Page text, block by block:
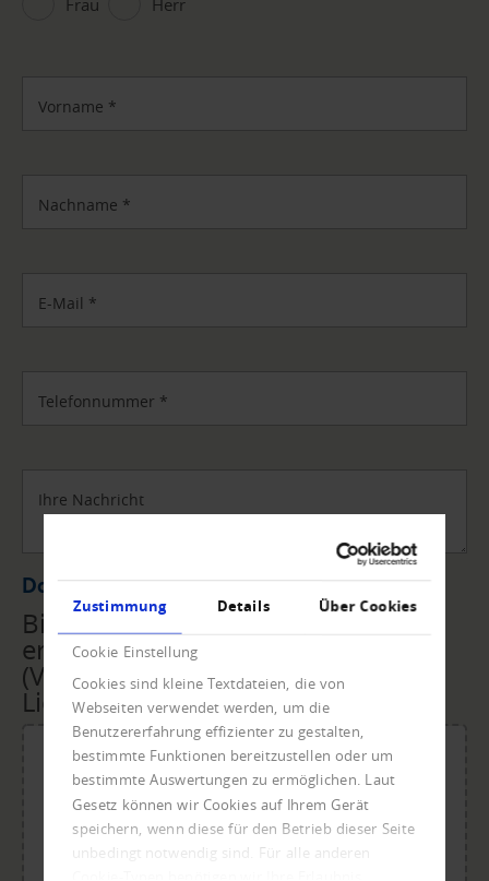
Zustimmung Details Über Cookies
Cookie Einstellung
Cookies sind kleine Textdateien, die von
Webseiten verwendet werden, um die
Benutzererfahrung effizienter zu gestalten,
bestimmte Funktionen bereitzustellen oder um
bestimmte Auswertungen zu ermöglichen. Laut
Gesetz können wir Cookies auf Ihrem Gerät
speichern, wenn diese für den Betrieb dieser Seite
unbedingt notwendig sind. Für alle anderen
Frau
Herr
Vorname *
Nachname *
E-Mail *
Telefonnummer *
Ihre Nachricht
Datei Upload
Bitte übermitteln Sie uns die
erforderlichen Unterlagen
(Vollmacht, Rechnungen,
Lieferscheine, ...) per Upload.
Für den Upload Datei ablegen oder klicken.
Maximale Dateigröße: 20 MB.